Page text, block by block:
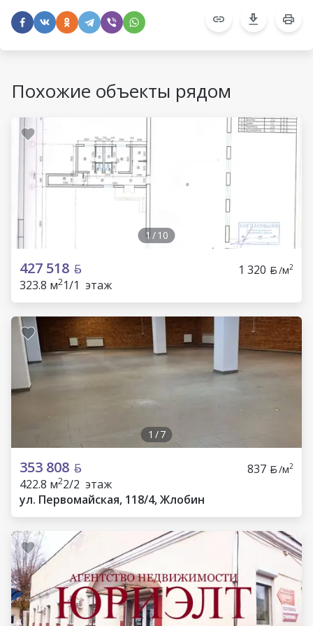
Похожие объекты рядом
1/10
427 518 1 320 /м2
323.8 м21/1 этаж
1 /7
353 808 837 /м2
422.8 м22/2 этаж
ул. Первомайская, 118/4, Жлобин